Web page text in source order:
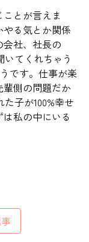
とが言えま
る気とか関係
社、社長の
てくれちゃう
です。仕事が楽
輩側の問題だか
子が100%幸せ
私の中にいる